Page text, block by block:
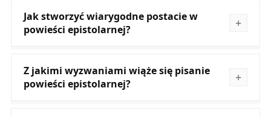
Jak stworzyć wiarygodne postacie w
powieści epistolarnej?
Z jakimi wyzwaniami wiąże się pisanie
powieści epistolarnej?